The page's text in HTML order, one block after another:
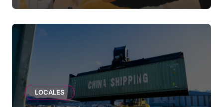
una familia de Tolhuin
LOCALES